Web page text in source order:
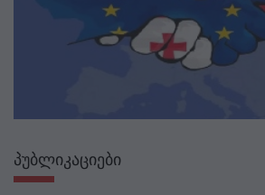
ᲞᲣᲑᲚᲘᲙᲐᲪᲘᲔᲑᲘ